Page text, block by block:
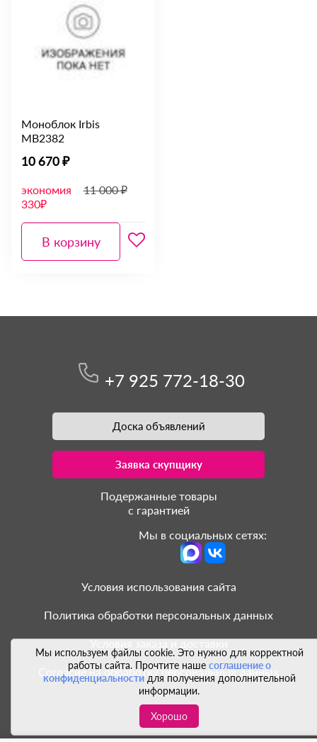
Моноблок Irbis
MB2382
10 670 ₽
экономия
330₽
11 000 ₽
В корзину
Мы используем файлы cookie. Это нужно для корректной
работы сайта. Прочтите наше соглашение о
конфиденциальностидля получения дополнительной
информации.
Хорошо
+7 925 772-18-30
Доска объявлений
Заявка скупщику
Подержанные товары
с гарантией
Мы в социальных сетях:
Условия использования сайта
Политика обработки персональных данных
Условия заказа и доставки
Согласие на обработку персональных данных